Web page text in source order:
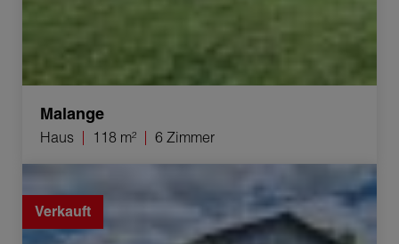
Malange
Haus 118 m² 6 Zimmer
Verkauft